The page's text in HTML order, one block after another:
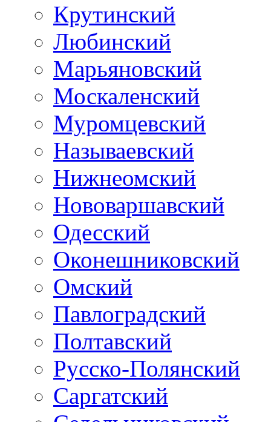
Крутинский
Любинский
Марьяновский
Москаленский
Муромцевский
Называевский
Нижнеомский
Нововаршавский
Одесский
Оконешниковский
Омский
Павлоградский
Полтавский
Русско-Полянский
Саргатский